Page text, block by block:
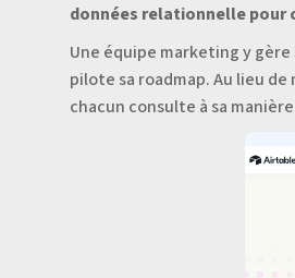
données relationnelle pour
Une équipe marketing y
pilote sa roadmap. Au lieu
chacun consulte à sa